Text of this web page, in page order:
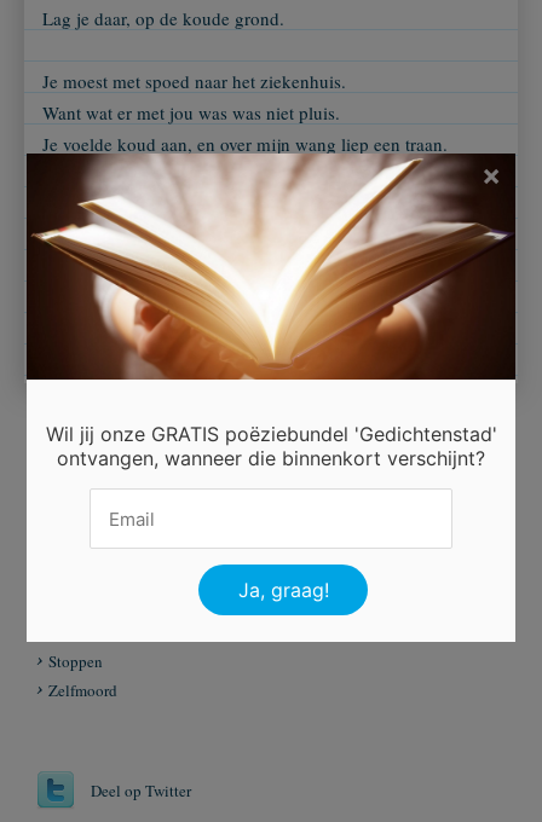
Lag je daar, op de koude grond.
Je moest met spoed naar het ziekenhuis.
Want wat er met jou was was niet pluis.
Je voelde koud aan, en over mijn wang liep een traan.
Gelukkig ben je weer thuis.
En is het weer gezellig thuis.
Ik heb hier lang over getreurt.
En hoop dat het nooit weer gebeurt.
Stoppen
Zelfmoord
Deel op Twitter
Wil jij onze GRATIS poëziebundel 'Gedichtenstad'
ontvangen, wanneer die binnenkort verschijnt?
×